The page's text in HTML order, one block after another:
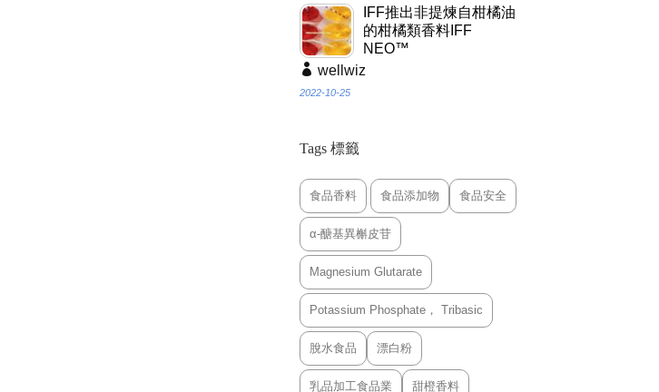
IFF推出非提煉自柑橘油
的柑橘類香料IFF
NEO™
wellwiz
2022-10-25
Tags 標籤
食品香料 食品添加物 食品安全
α-醣基異槲皮苷
Magnesium Glutarate
Potassium Phosphate， Tribasic
脫水食品 漂白粉
乳品加工食品業 甜橙香料